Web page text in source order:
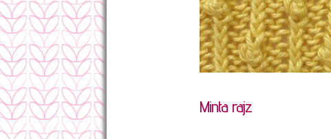
Minta rajz